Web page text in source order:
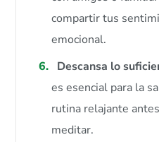
compartir tus
emocional.
Descansa lo
es esencial para la
rutina relajante
meditar.